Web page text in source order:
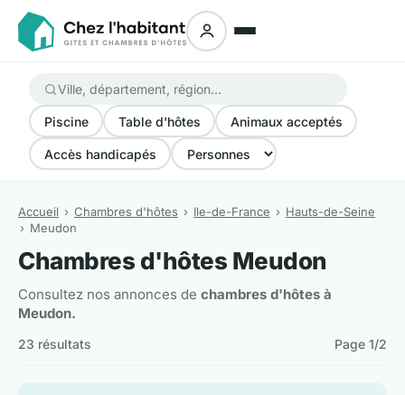
Piscine Table d'hôtes Animaux acceptés
Accès handicapés
Accueil Chambres d'hôtes Ile-de-France
Hauts-de-Seine
Meudon
Chambres d'hôtes Meudon
Consultez nos annonces de chambres d'hôtes à
Meudon.
23 résultats Page 1/2